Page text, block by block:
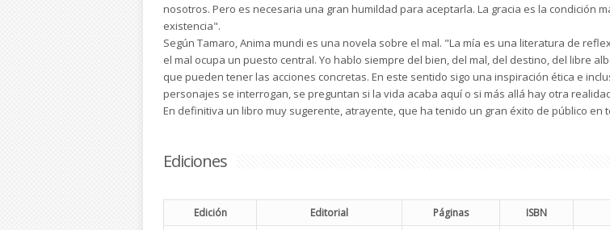
nosotros. Pero es necesaria una gran humildad para aceptarla. La gracia es la condición
existencia".
Según Tamaro, Anima mundi es una novela sobre el mal. "La mía es una literatura de
el mal ocupa un puesto central. Yo hablo siempre del bien, del mal, del destino, del libre
que pueden tener las acciones concretas. En este sentido sigo una inspiración ética e
personajes se interrogan, se preguntan si la vida acaba aquí o si más allá hay otra
En definitiva un libro muy sugerente, atrayente, que ha tenido un gran éxito de público en
Ediciones
Edición Editorial Páginas ISBN